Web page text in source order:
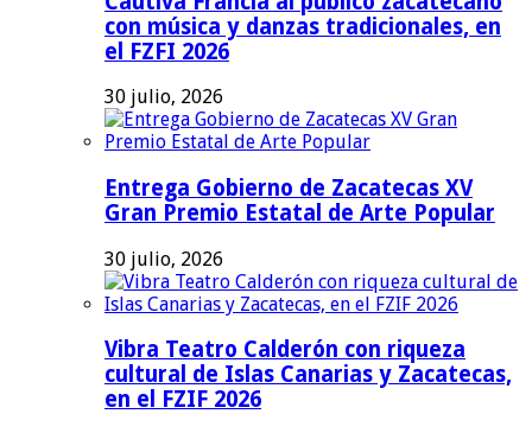
con música y danzas tradicionales, en
el FZFI 2026
30 julio, 2026
Entrega Gobierno de Zacatecas XV
Gran Premio Estatal de Arte Popular
30 julio, 2026
Vibra Teatro Calderón con riqueza
cultural de Islas Canarias y Zacatecas,
en el FZIF 2026